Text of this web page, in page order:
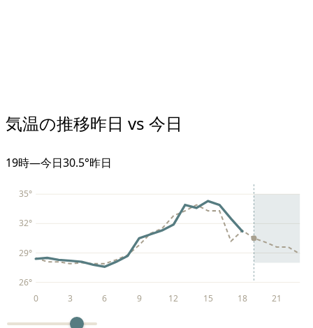
気温の推移昨日 vs 今日
19時—今日30.5°昨日
26°
29°
32°
35°
0 3 6 9 12 15 18 21